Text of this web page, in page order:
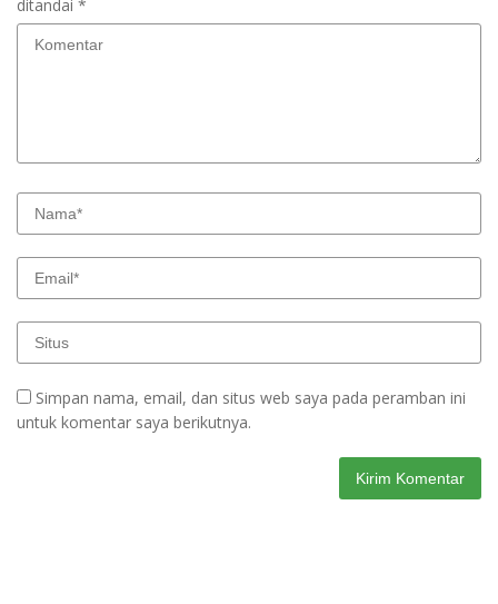
ditandai *
Simpan nama, email, dan situs web saya pada peramban ini
untuk komentar saya berikutnya.